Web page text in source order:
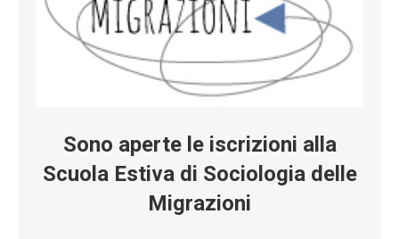
Sono aperte le iscrizioni alla
Scuola Estiva di Sociologia delle
Migrazioni